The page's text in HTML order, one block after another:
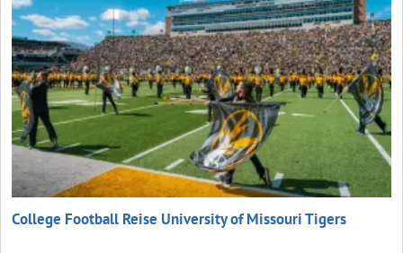
College Football Reise University of Missouri Tigers